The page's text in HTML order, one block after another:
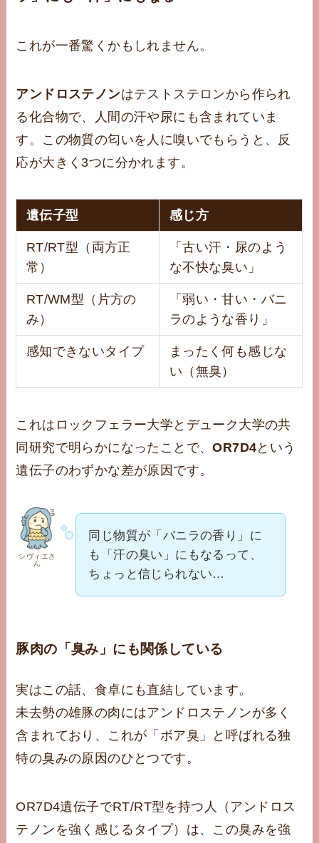
これが一番驚くかもしれません。
アンドロステノンはテストステロンから作られ
る化合物で、人間の汗や尿にも含まれていま
す。この物質の匂いを人に嗅いでもらうと、反
応が大きく3つに分かれます。
遺伝子型 感じ方
RT/RT型（両方正
常）
「古い汗・尿のよう
な不快な臭い」
RT/WM型（片方の
み）
「弱い・甘い・バニ
ラのような香り」
感知できないタイプ
まったく何も感じな
い（無臭）
これはロックフェラー大学とデューク大学の共
同研究で明らかになったことで、OR7D4という
遺伝子のわずかな差が原因です。
シヴィエさ
ん
同じ物質が「バニラの香り」に
も「汗の臭い」にもなるって、
ちょっと信じられない…
豚肉の「臭み」にも関係している
実はこの話、食卓にも直結しています。
未去勢の雄豚の肉にはアンドロステノンが多く
含まれており、これが「ボア臭」と呼ばれる独
特の臭みの原因のひとつです。
OR7D4遺伝子でRT/RT型を持つ人（アンドロス
テノンを強く感じるタイプ）は、この臭みを強